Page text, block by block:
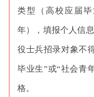
类型（高校应届
年），填报个人信
役士兵招录对象不
毕业生”或“社会青
格。